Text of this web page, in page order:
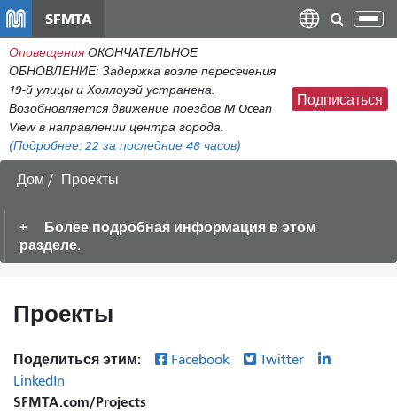
содержанию
SFMTA
Оповещения ОКОНЧАТЕЛЬНОЕ
ОБНОВЛЕНИЕ: Задержка возле пересечения
19-й улицы и Холлоуэй устранена.
Возобновляется движение поездов M Ocean
View в направлении центра города.
(Подробнее: 22 за последние 48 часов)
Подписаться
Дом Проекты
Более подробная информация в этом
разделе.
Проекты
Поделиться этим: Facebook
Twitter
LinkedIn
SFMTA.com/Projects